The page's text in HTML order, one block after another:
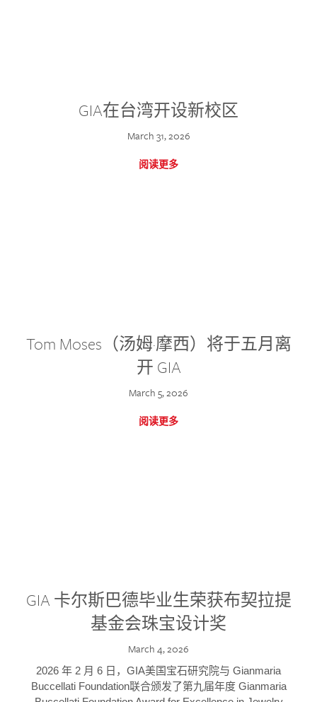
GIA在台湾开设新校区
March 31, 2026
阅读更多
Tom Moses（汤姆·摩西）将于五月离
开 GIA
March 5, 2026
阅读更多
GIA 卡尔斯巴德毕业生荣获布契拉提
基金会珠宝设计奖
March 4, 2026
2026 年 2 月 6 日，GIA美国宝石研究院与 Gianmaria
Buccellati Foundation联合颁发了第九届年度 Gianmaria